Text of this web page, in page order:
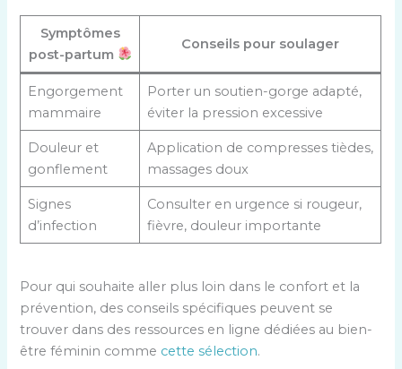
u
p
a
o
u
l
e
Symptômes
post-partum
Conseils pour soulager
Engorgement
mammaire
Porter un soutien-gorge adapté,
éviter la pression excessive
Douleur et
gonflement
Application de compresses tièdes,
massages doux
Signes
d’infection
Consulter en urgence si rougeur,
fièvre, douleur importante
Pour qui souhaite aller plus loin dans le confort et la
prévention, des conseils spécifiques peuvent se
trouver dans des ressources en ligne dédiées au bien-
être féminin comme cette sélection.